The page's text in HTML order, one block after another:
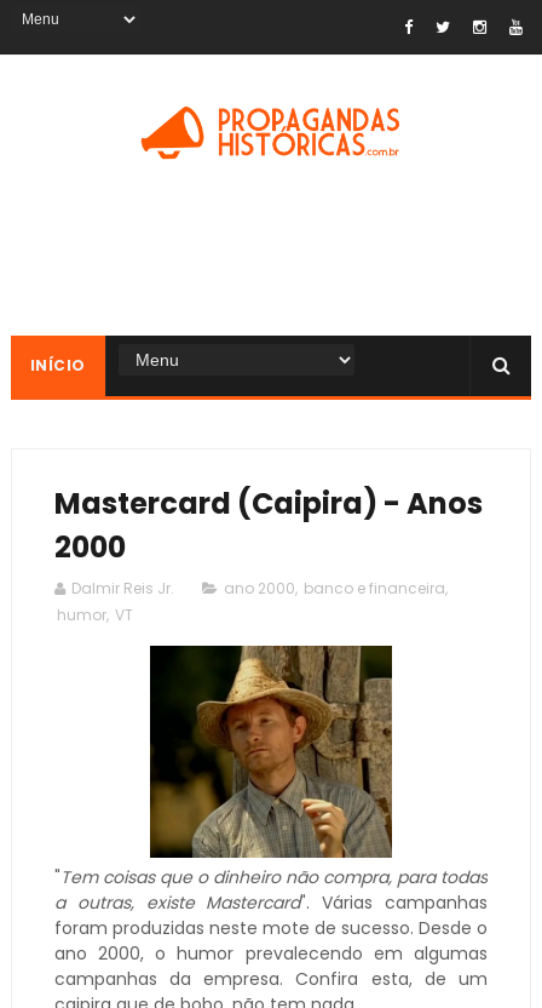
INÍCIO
Mastercard (Caipira) - Anos
2000
Dalmir Reis Jr. ano 2000, banco e financeira,
humor, VT
" Tem coisas que o dinheiro não compra, para todas
a outras, existe Mastercard". Várias campanhas
foram produzidas neste mote de sucesso. Desde o
ano 2000, o humor prevalecendo em algumas
campanhas da empresa. Confira esta, de um